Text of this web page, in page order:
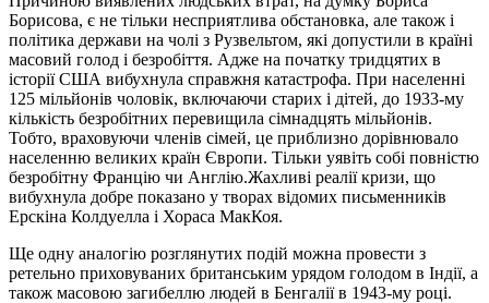
Борисова, є не тільки несприятлива обстановка, але також і
політика держави на чолі з Рузвельтом, які допустили в країні
масовий голод і безробіття. Адже на початку тридцятих в
історії США вибухнула справжня катастрофа. При населенні
125 мільйонів чоловік, включаючи старих і дітей, до 1933-му
кількість безробітних перевищила сімнадцять мільйонів.
Тобто, враховуючи членів сімей, це приблизно дорівнювало
населенню великих країн Європи. Тільки уявіть собі повністю
безробітну Францію чи Англію.Жахливі реалії кризи, що
вибухнула добре показано у творах відомих письменників
Ерскіна Колдуелла і Хораса МакКоя.
Ще одну аналогію розглянутих подій можна провести з
ретельно приховуваних британським урядом голодом в Індії, а
також масовою загибеллю людей в Бенгалії в 1943-му році.